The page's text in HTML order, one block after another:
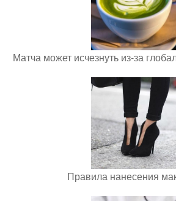
Матча может исчезнуть из-за
Правила нанесения